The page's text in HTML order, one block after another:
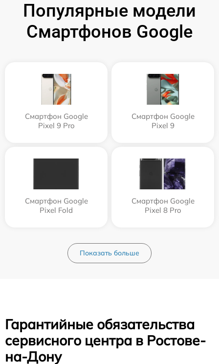
Популярные модели
Смартфонов Google
Смартфон Google
Pixel 9 Pro
Смартфон Google
Pixel 9
Смартфон Google
Pixel Fold
Смартфон Google
Pixel 8 Pro
Показать больше
Гарантийные обязательства
сервисного центра в Ростове-
на-Дону